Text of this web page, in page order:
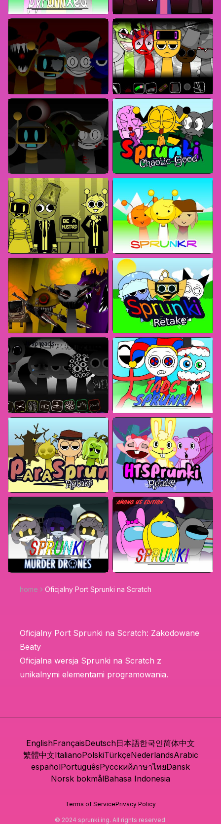
home Oficjalny Port Sprunki na Scratch
Oficjalny Port Sprunki na Scratch: Zakodowane
Beaty
Oficjalna wersja Sprunki na Scratch z
unikalnymi elementami programowania.
EnglishFrançaisDeutsch日本語한국인简体中文
繁體中文ItalianoPolskiTürkçeNederlandsArabic
españolPortuguêsРусскийภาษาไทยDansk
Norsk bokmålBahasa Indonesia
Terms of ServicePrivacy Policy
© 2024 sprunki.ing. All rights reserved.